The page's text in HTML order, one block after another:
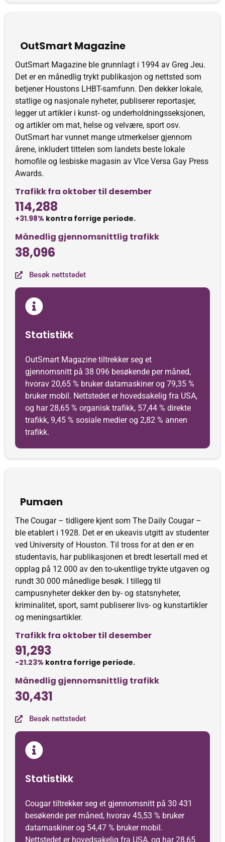
OutSmart Magazine
OutSmart Magazine ble grunnlagt i 1994 av Greg Jeu.
Det er en månedlig trykt publikasjon og nettsted som
betjener Houstons LHBT-samfunn. Den dekker lokale,
statlige og nasjonale nyheter, publiserer reportasjer,
legger ut artikler i kunst- og underholdningsseksjonen,
og artikler om mat, helse og velvære, sport osv.
OutSmart har vunnet mange utmerkelser gjennom
årene, inkludert tittelen som landets beste lokale
homofile og lesbiske magasin av VIce Versa Gay Press
Awards.
Trafikk fra oktober til desember
114,288
+31.98% kontra forrige periode.
Månedlig gjennomsnittlig trafikk
38,096
Besøk nettstedet
Statistikk
OutSmart Magazine tiltrekker seg et
gjennomsnitt på 38 096 besøkende per måned,
hvorav 20,65 % bruker datamaskiner og 79,35 %
bruker mobil. Nettstedet er hovedsakelig fra USA,
og har 28,65 % organisk trafikk, 57,44 % direkte
trafikk, 9,45 % sosiale medier og 2,82 % annen
trafikk.
Pumaen
The Cougar – tidligere kjent som The Daily Cougar –
ble etablert i 1928. Det er en ukeavis utgitt av studenter
ved University of Houston. Til tross for at den er en
studentavis, har publikasjonen et bredt lesertall med et
opplag på 12 000 av den to-ukentlige trykte utgaven og
rundt 30 000 månedlige besøk. I tillegg til
campusnyheter dekker den by- og statsnyheter,
kriminalitet, sport, samt publiserer livs- og kunstartikler
og meningsartikler.
Trafikk fra oktober til desember
91,293
-21.23% kontra forrige periode.
Månedlig gjennomsnittlig trafikk
30,431
Besøk nettstedet
Statistikk
Cougar tiltrekker seg et gjennomsnitt på 30 431
besøkende per måned, hvorav 45,53 % bruker
datamaskiner og 54,47 % bruker mobil.
Nettstedet er hovedsakelig fra USA, og har 28,65